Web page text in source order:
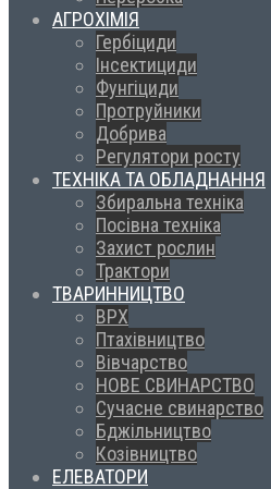
АГРОХІМІЯ
Гербіциди
Інсектициди
Фунгіциди
Протруйники
Добрива
Регулятори росту
ТЕХНІКА ТА ОБЛАДНАННЯ
Збиральна техніка
Посівна техніка
Захист рослин
Трактори
ТВАРИННИЦТВО
ВРХ
Птахівництво
Вівчарство
НОВЕ СВИНАРСТВО
Сучасне свинарство
Бджільництво
Козівництво
ЕЛЕВАТОРИ